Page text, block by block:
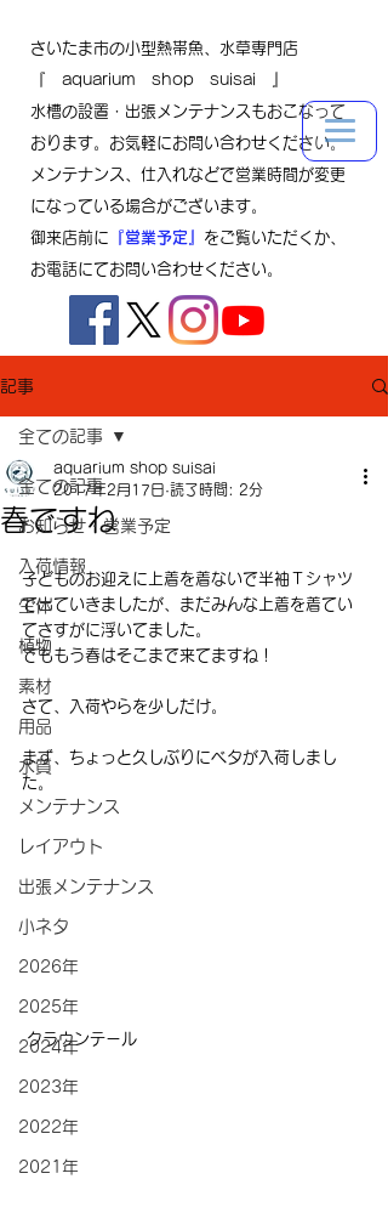
さいたま市の小型熱帯魚、水草専門店
『 aquarium shop suisai 』
水槽の設置・出張メンテナンスもおこなって
おります。お気軽にお問い合わせください。
メンテナンス、仕入れなどで営業時間が変更
になっている場合がございます。
御来店前に 『営業予定』 をご覧いただくか、
お電話にてお問い合わせください。
記事
全ての記事
お知らせ・営業予定
入荷情報
生体
植物
素材
用品
水質
メンテナンス
レイアウト
出張メンテナンス
小ネタ
2026年
2025年
2024年
2023年
2022年
2021年
全ての記事
春ですね
aquarium shop suisai
2017年2月17日 読了時間: 2分
子どものお迎えに上着を着ないで半袖Ｔシャツ
で出ていきましたが、まだみんな上着を着てい
てさすがに浮いてました。
でももう春はそこまで来てますね！
さて、入荷やらを少しだけ。
まず、ちょっと久しぶりにベタが入荷しまし
た。
クラウンテール